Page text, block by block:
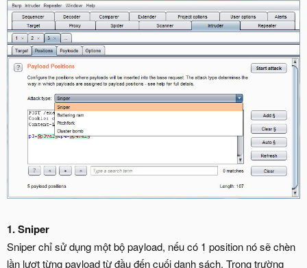
1. Sniper
Sniper chỉ sử dụng một bộ payload, nếu có 1 position nó sẽ chèn
lần lượt từng payload từ đầu đến cuối danh sách. Trong trường